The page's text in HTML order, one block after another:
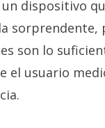
dispositivo
sorprendente,
son lo
el usuario